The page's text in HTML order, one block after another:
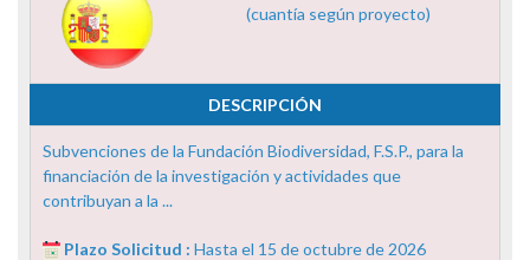
(cuantía según proyecto)
DESCRIPCIÓN
Subvenciones de la Fundación Biodiversidad, F.S.P., para la
financiación de la investigación y actividades que
contribuyan a la ...
Plazo Solicitud : Hasta el 15 de octubre de 2026